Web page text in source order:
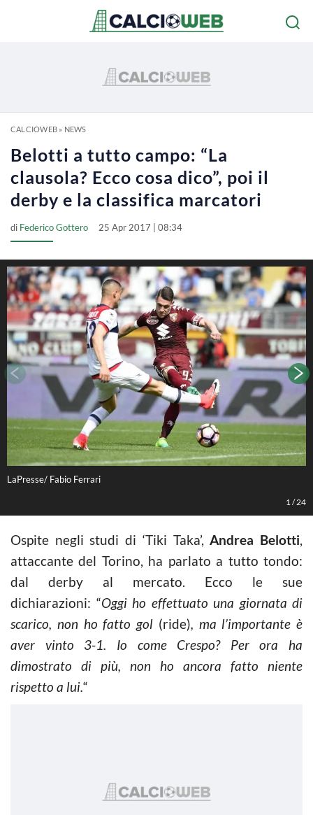
CALCIOWEB» NEWS
Belotti a tutto campo: “La
clausola? Ecco cosa dico”, poi il
derby e la classifica marcatori
di Federico Gottero 25 Apr 2017 | 08:34
LaPresse/ Fabio Ferrari
1 /24
Ospite negli studi di ‘Tiki Taka’, Andrea Belotti
attaccante del Torino, ha parlato a tutto tondo:
dal derby al mercato. Ecco le sue
dichiarazioni: “Oggi ho effettuato una giornata di
scarico, non ho fatto gol (ride) , ma l’importante è
aver vinto 3-1. Io come Crespo? Per ora ha
dimostrato di più, non ho ancora fatto niente
rispetto a lui.“